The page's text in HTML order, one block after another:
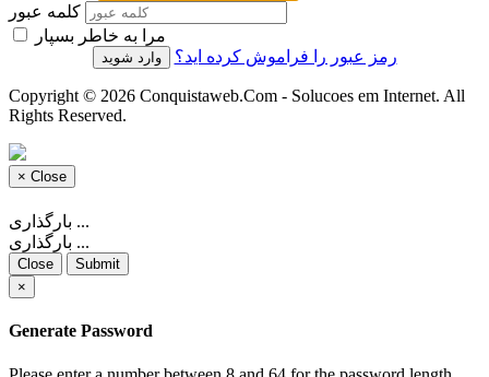
کلمه عبور
مرا به خاطر بسپار
رمز عبور را فراموش کرده اید؟
Copyright © 2026 Conquistaweb.Com - Solucoes em Internet. All
Rights Reserved.
× Close
بارگذاری ...
بارگذاری ...
Close
Submit
×
Generate Password